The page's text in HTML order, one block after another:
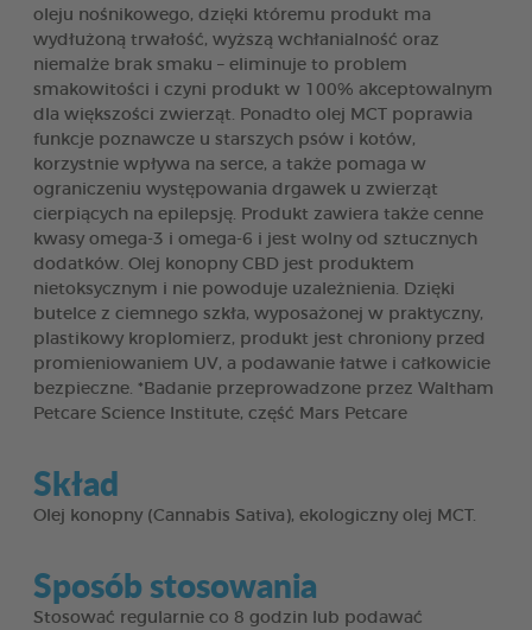
oleju nośnikowego, dzięki któremu produkt ma
wydłużoną trwałość, wyższą wchłanialność oraz
niemalże brak smaku – eliminuje to problem
smakowitości i czyni produkt w 100% akceptowalnym
dla większości zwierząt. Ponadto olej MCT poprawia
funkcje poznawcze u starszych psów i kotów,
korzystnie wpływa na serce, a także pomaga w
ograniczeniu występowania drgawek u zwierząt
cierpiących na epilepsję. Produkt zawiera także cenne
kwasy omega-3 i omega-6 i jest wolny od sztucznych
dodatków. Olej konopny CBD jest produktem
nietoksycznym i nie powoduje uzależnienia. Dzięki
butelce z ciemnego szkła, wyposażonej w praktyczny,
plastikowy kroplomierz, produkt jest chroniony przed
promieniowaniem UV, a podawanie łatwe i całkowicie
bezpieczne. *Badanie przeprowadzone przez Waltham
Petcare Science Institute, część Mars Petcare
Skład
Olej konopny (Cannabis Sativa), ekologiczny olej MCT.
Sposób stosowania
Stosować regularnie co 8 godzin lub podawać